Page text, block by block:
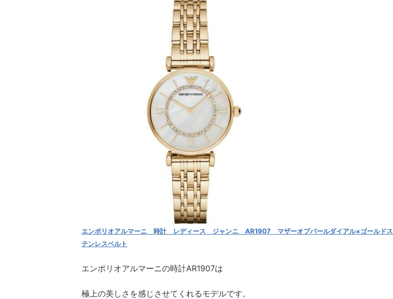
エンポリオアルマーニ 時計 レディース ジャンニ AR1907 マザーオブパールダイアル×ゴールドス
テンレスベルト
エンポリオアルマーニの時計AR1907は
極上の美しさを感じさせてくれるモデルです。